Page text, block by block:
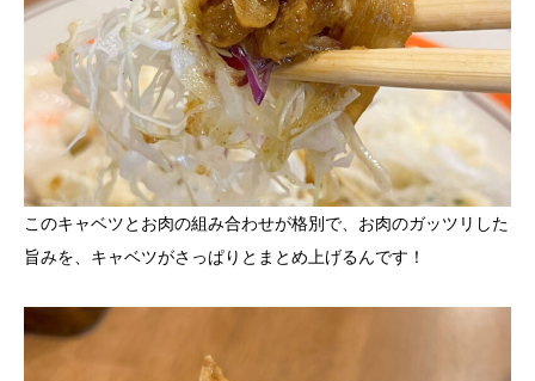
このキャベツとお肉の組み合わせが格別で、お肉のガッツリした
旨みを、キャベツがさっぱりとまとめ上げるんです！